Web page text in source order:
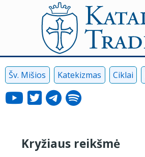
Šv. Mišios Katekizmas Ciklai
Kryžiaus reikšmė